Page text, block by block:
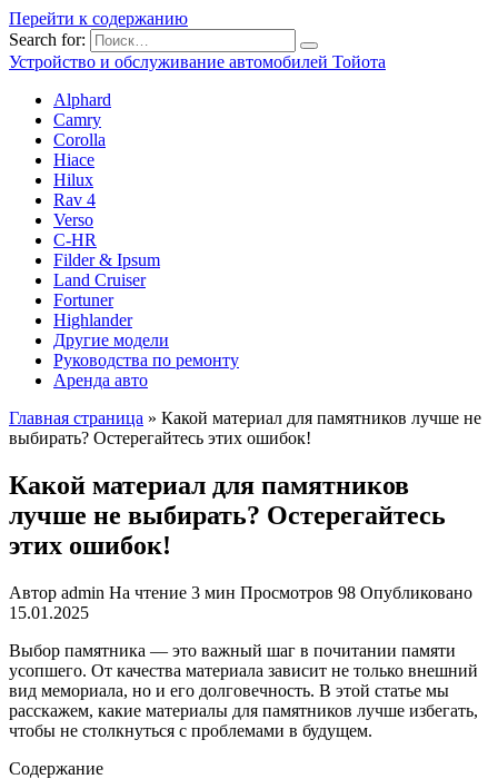
Перейти к содержанию
Search for:
Устройство и обслуживание автомобилей Тойота
Alphard
Camry
Corolla
Hiace
Hilux
Rav 4
Verso
C-HR
Filder & Ipsum
Land Cruiser
Fortuner
Highlander
Другие модели
Руководства по ремонту
Аренда авто
Главная страница » Какой материал для памятников лучше не
выбирать? Остерегайтесь этих ошибок!
Какой материал для памятников
лучше не выбирать? Остерегайтесь
этих ошибок!
Автор admin На чтение 3 мин Просмотров 98 Опубликовано
15.01.2025
Выбор памятника — это важный шаг в почитании памяти
усопшего. От качества материала зависит не только внешний
вид мемориала, но и его долговечность. В этой статье мы
расскажем, какие материалы для памятников лучше избегать,
чтобы не столкнуться с проблемами в будущем.
Содержание